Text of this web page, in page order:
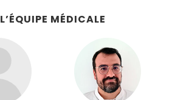
L’ÉQUIPE MÉDICALE